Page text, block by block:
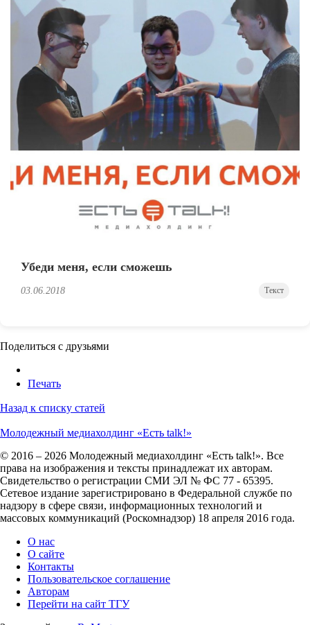
Убеди меня, если сможешь
03.06.2018 Текст
Поделиться с друзьями
Печать
Назад к списку статей
Молодежный медиахолдинг «Есть talk!»
© 2016 – 2026 Молодежный медиахолдинг «Есть talk!». Все
права на изображения и тексты принадлежат их авторам.
Свидетельство о регистрации СМИ ЭЛ № ФС 77 - 65395.
Сетевое издание зарегистрировано в Федеральной службе по
надзору в сфере связи, информационных технологий и
массовых коммуникаций (Роскомнадзор) 18 апреля 2016 года.
О нас
О сайте
Контакты
Пользовательское соглашение
Авторам
Перейти на сайт ТГУ